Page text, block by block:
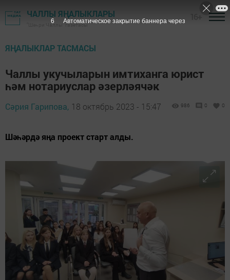
ЧАЛЛЫ ЯҢАЛЫКЛАРЫ
"Шәһри Чаллы" газетасы
ЯҢАЛЫКЛАР ТАСМАСЫ
Чаллы укучыларын имтиханга юрист
һәм нотариуслар әзерләячәк
Сәрия Гарипова, 18 октябрь 2023 - 15:47 986 0 0
Шәһәрдә яңа проект старт алды.
5 Автоматическое закрытие баннера через